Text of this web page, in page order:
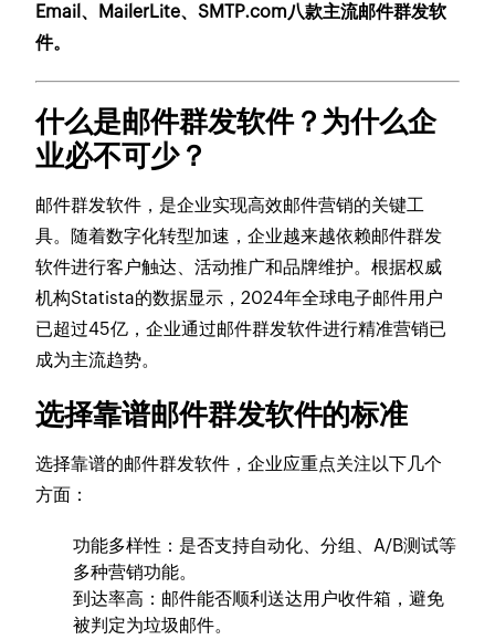
Email、MailerLite、SMTP.com八款主流邮件群发软
件。
什么是邮件群发软件？为什么企
业必不可少？
邮件群发软件，是企业实现高效邮件营销的关键工
具。随着数字化转型加速，企业越来越依赖邮件群发
软件进行客户触达、活动推广和品牌维护。根据权威
机构Statista的数据显示，2024年全球电子邮件用户
已超过45亿，企业通过邮件群发软件进行精准营销已
成为主流趋势。
选择靠谱邮件群发软件的标准
选择靠谱的邮件群发软件，企业应重点关注以下几个
方面：
功能多样性：是否支持自动化、分组、A/B测试等
多种营销功能。
到达率高：邮件能否顺利送达用户收件箱，避免
被判定为垃圾邮件。